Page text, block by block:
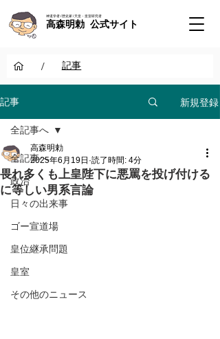
神道学者 / 歴史家 / 天皇・皇室研究者
高森明勅 公式サイト
/ 記事
記事 新規登録
全記事へ
政治
日々の出来事
ゴー宣道場
皇位継承問題
皇室
その他のニュース
全記事へ
畏れ多くも上皇陛下に悪罵を投げ付ける
に等しい男系言論
高森明勅
2025年6月19日 読了時間: 4分